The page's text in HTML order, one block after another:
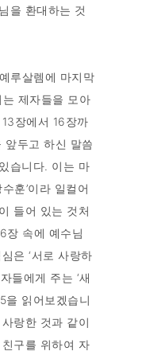
을 환대하는 것
루살렘에 마지막
제자들을 모아
장에서 16장까
앞두고 하신 말씀
습니다. 이는 마
훈’이라 일컬어
들어 있는 것처
장 속에 예수님
은 ‘서로 사랑하
들에게 주는 ‘새
을 읽어보겠습니
랑한 것과 같이
구를 위하여 자